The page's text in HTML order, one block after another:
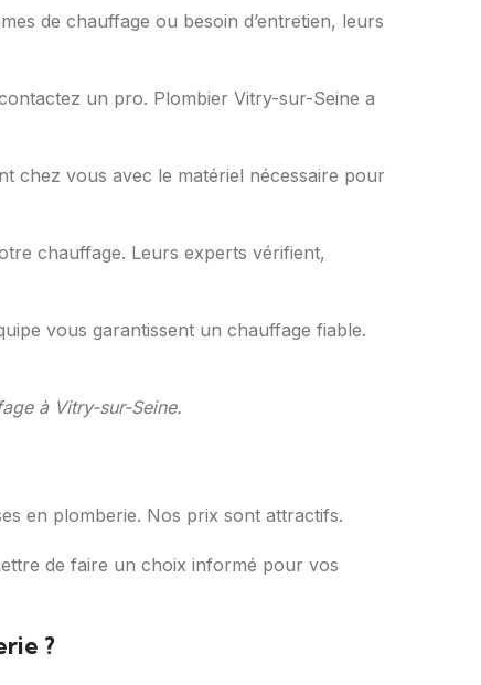
de chauffage ou besoin d’entretien, leurs
un pro. Plombier Vitry-sur-Seine a
chez vous avec le matériel nécessaire pour
chauffage. Leurs experts vérifient,
vous garantissent un chauffage fiable.
à Vitry-sur-Seine.
en plomberie. Nos prix sont attractifs.
de faire un choix informé pour vos
?